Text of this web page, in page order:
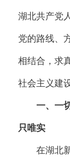
湖北共产党
党的路线、
相结合，求
社会主义建
一、一
只唯实
在湖北新